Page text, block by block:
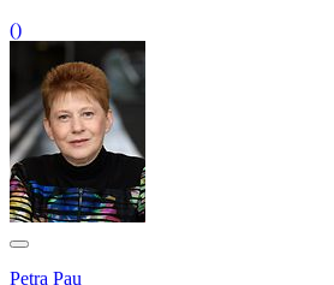
()
Petra Pau